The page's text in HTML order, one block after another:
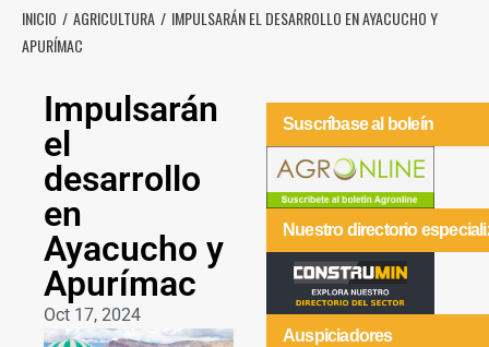
INICIO AGRICULTURA
IMPULSARÁN EL DESARROLLO EN AYACUCHO Y
APURÍMAC
Impulsarán
el
desarrollo
en
Ayacucho y
Apurímac
Oct 17, 2024
Suscríbase al boleín
Nuestro directorio
Auspiciadores